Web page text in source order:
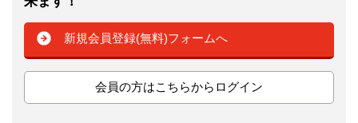
新規会員登録(無料)フォームへ
会員の方はこちらからログイン